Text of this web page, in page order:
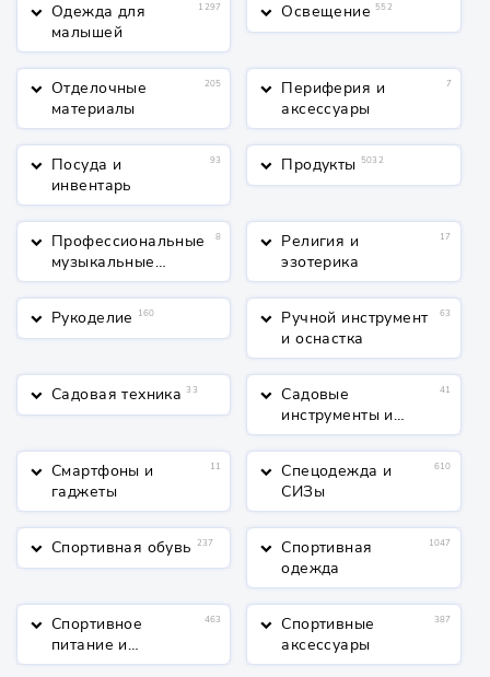
keyboard_arrow_down Одежда для
малышей
1297 keyboard_arrow_down Освещение 552
keyboard_arrow_down Отделочные
материалы
205 keyboard_arrow_down Периферия и
аксессуары
7
keyboard_arrow_down Посуда и
инвентарь
93 keyboard_arrow_down Продукты 5032
keyboard_arrow_down Профессиональные
музыкальные
инструменты
8 keyboard_arrow_down Религия и
эзотерика
17
keyboard_arrow_down Рукоделие 160 keyboard_arrow_down Ручной инструмент
и оснастка
63
keyboard_arrow_down Садовая техника 33 keyboard_arrow_down Садовые
инструменты и
полив
41
keyboard_arrow_down Смартфоны и
гаджеты
11 keyboard_arrow_down Спецодежда и
СИЗы
610
keyboard_arrow_down Спортивная обувь 237 keyboard_arrow_down Спортивная
одежда
1047
keyboard_arrow_down Спортивное
питание и
косметика
463 keyboard_arrow_down Спортивные
аксессуары
387